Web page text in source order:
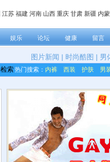
江苏 福建 河南 山西 重庆 甘肃 新疆 内
娱乐 论坛 健康 留言
图片新闻 | 时尚酷图 | 男
热门搜索： 内裤 西装 护肤 男